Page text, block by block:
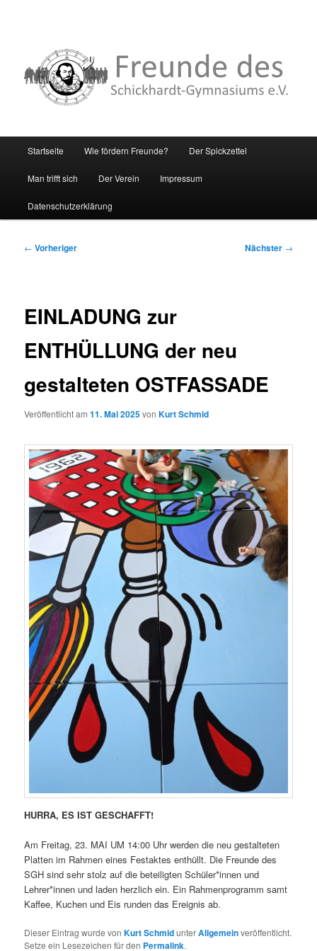
Zum
primären
Inhalt
springen
Startseite Wie fördern Freunde? Der Spickzettel
Man trifft sich Der Verein Impressum
Datenschutzerklärung
Beitragsnavigation
← Vorheriger Nächster →
EINLADUNG zur
ENTHÜLLUNG der neu
gestalteten OSTFASSADE
Veröffentlicht am11. Mai 2025vonKurt Schmid
HURRA, ES IST GESCHAFFT!
Am Freitag, 23. MAI UM 14:00 Uhr werden die neu gestalteten
Platten im Rahmen eines Festaktes enthüllt. Die Freunde des
SGH sind sehr stolz auf die beteiligten Schüler*innen und
Lehrer*innen und laden herzlich ein. Ein Rahmenprogramm samt
Kaffee, Kuchen und Eis runden das Ereignis ab.
Dieser Eintrag wurde vonKurt SchmidunterAllgemeinveröffentlicht.
Setze ein Lesezeichen für den Permalink.